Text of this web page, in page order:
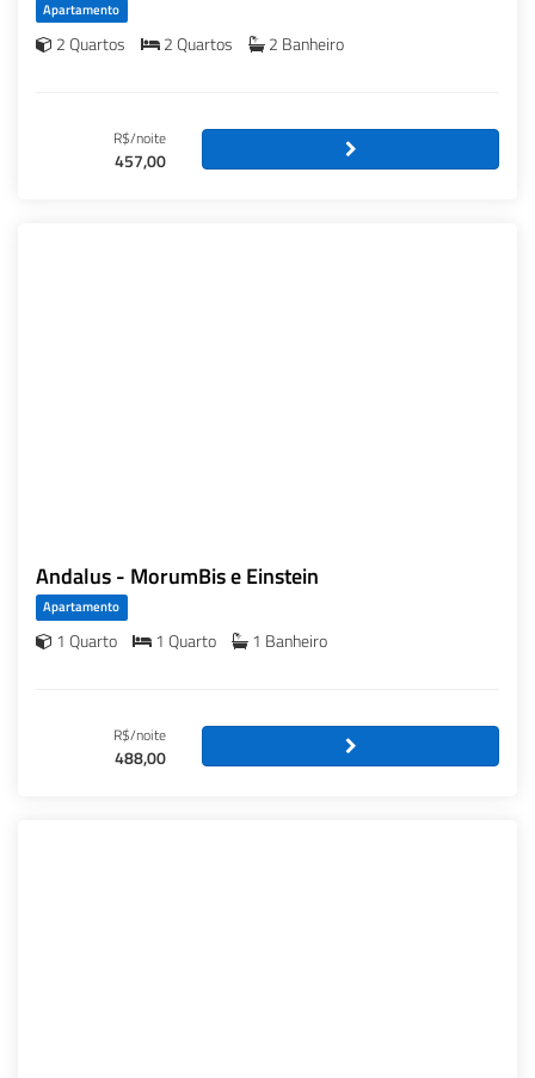
Apartamento
2 Quartos 2 Quartos 2 Banheiro
R$/noite
457,00
Andalus - MorumBis e Einstein
Apartamento
1 Quarto 1 Quarto 1 Banheiro
R$/noite
488,00